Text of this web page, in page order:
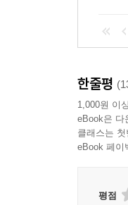
한줄평
1,000원 이
eBook은 다
클래스는
eBook 페이
평점